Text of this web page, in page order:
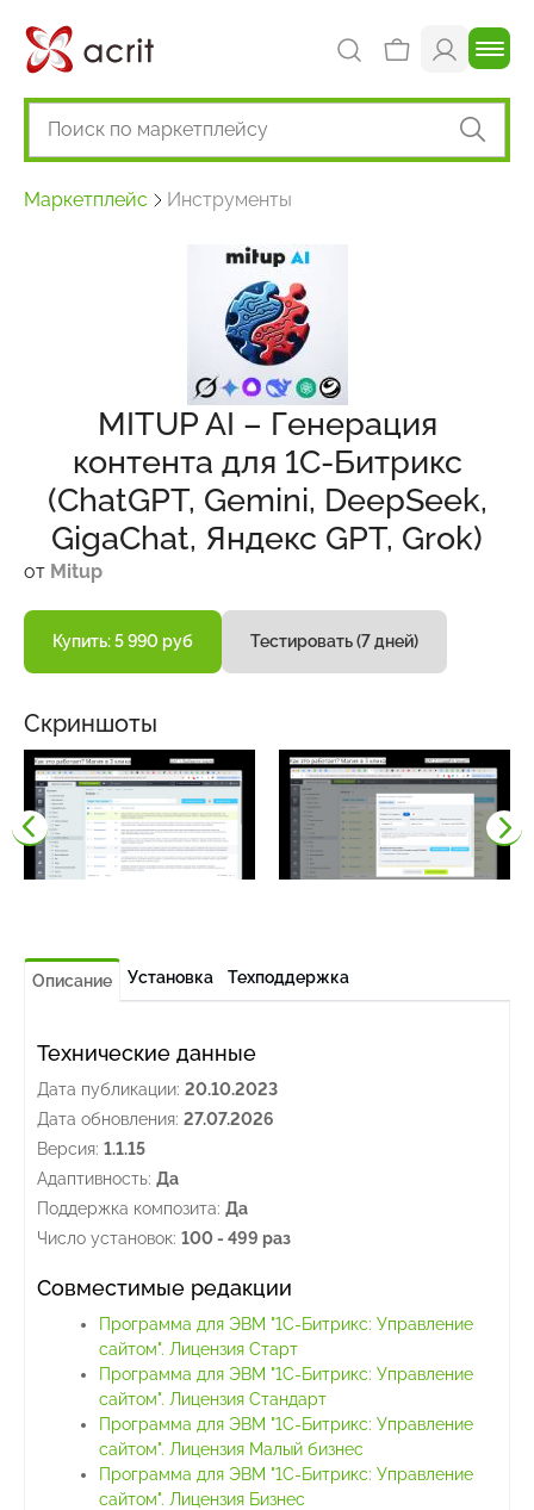
Маркетплейс Инструменты
MITUP AI – Генерация
контента для 1С-Битрикс
(ChatGPT, Gemini, DeepSeek,
GigaChat, Яндекс GPT, Grok)
от Mitup
Купить: 5 990 руб Тестировать (7 дней)
Скриншоты
Описание Установка Техподдержка
Технические данные
Дата публикации: 20.10.2023
Дата обновления: 27.07.2026
Версия: 1.1.15
Адаптивность: Да
Поддержка композита: Да
Число установок: 100 - 499 раз
Совместимые редакции
Программа для ЭВМ "1С-Битрикс: Управление
сайтом". Лицензия Старт
Программа для ЭВМ "1С-Битрикс: Управление
сайтом". Лицензия Стандарт
Программа для ЭВМ "1С-Битрикс: Управление
сайтом". Лицензия Малый бизнес
Программа для ЭВМ "1С-Битрикс: Управление
сайтом". Лицензия Бизнес